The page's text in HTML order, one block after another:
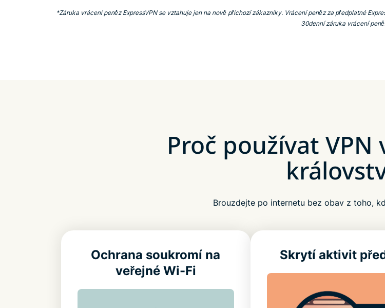
*Záruka vrácení peněz ExpressVPN se vztahuje jen na nově příchozí zákazníky. Vrácení peněz za předplatné
30denní záruka vrácení
Proč používat VPN
Brouzdejte po internetu bez obav z toho,
Ochrana soukromí na
veřejné Wi-Fi
Skrytí aktivit